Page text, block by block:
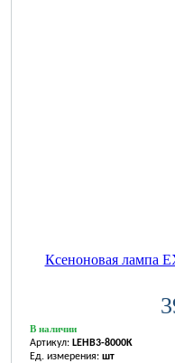
Ксеноновая лампа
В наличии
Артикул: LEHB3-8000K
Ед. измерения: шт